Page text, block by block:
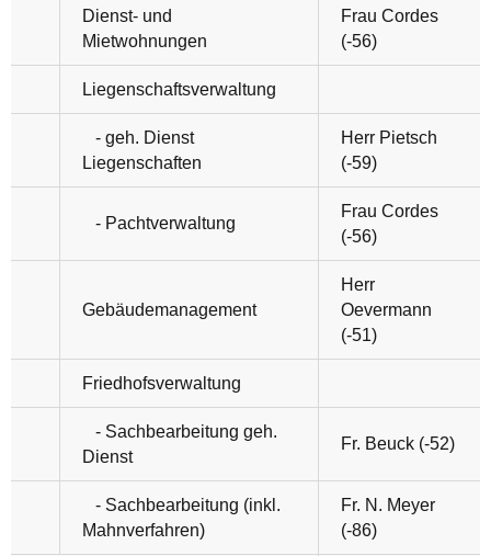
Dienst- und
Mietwohnungen
Frau Cordes
(-56)
Liegenschaftsverwaltung
- geh. Dienst
Liegenschaften
Herr Pietsch
(-59)
- Pachtverwaltung
Frau Cordes
(-56)
Gebäudemanagement
Herr
Oevermann
(-51)
Friedhofsverwaltung
- Sachbearbeitung geh.
Dienst
Fr. Beuck (-52)
- Sachbearbeitung (inkl.
Mahnverfahren)
Fr. N. Meyer
(-86)